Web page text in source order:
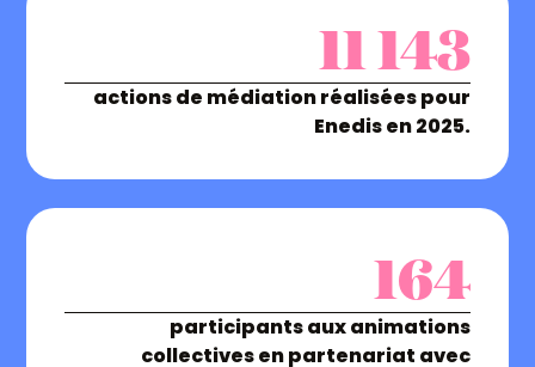
11 143
actions de médiation réalisées pour
Enedis en 2025.
164
participants aux animations
collectives en partenariat avec